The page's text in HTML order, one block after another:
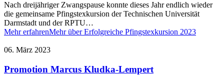
Nach dreijähriger Zwangspause konnte dieses Jahr endlich wieder
die gemeinsame Pfingstexkursion der Technischen Universität
Darmstadt und der RPTU…
Mehr erfahrenMehr über Erfolgreiche Pfingstexkursion 2023
06. März 2023
Promotion Marcus Kludka-Lempert